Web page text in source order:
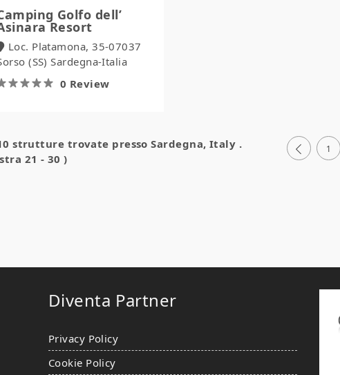
Golfo dell’
Resort
Loc. Platamona, 35-07037
(SS) Sardegna-Italia
0 Review
strutture trovate pressoSardegna, Italy .
21 - 30 )
1
Diventa Partner
Privacy Policy
Cookie Policy